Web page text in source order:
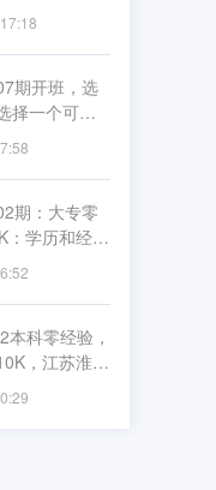
期开班，选
择一个可预
期：大专零
：学历和经验
技术才是硬
科零经验，
，江苏淮安
这条路，不